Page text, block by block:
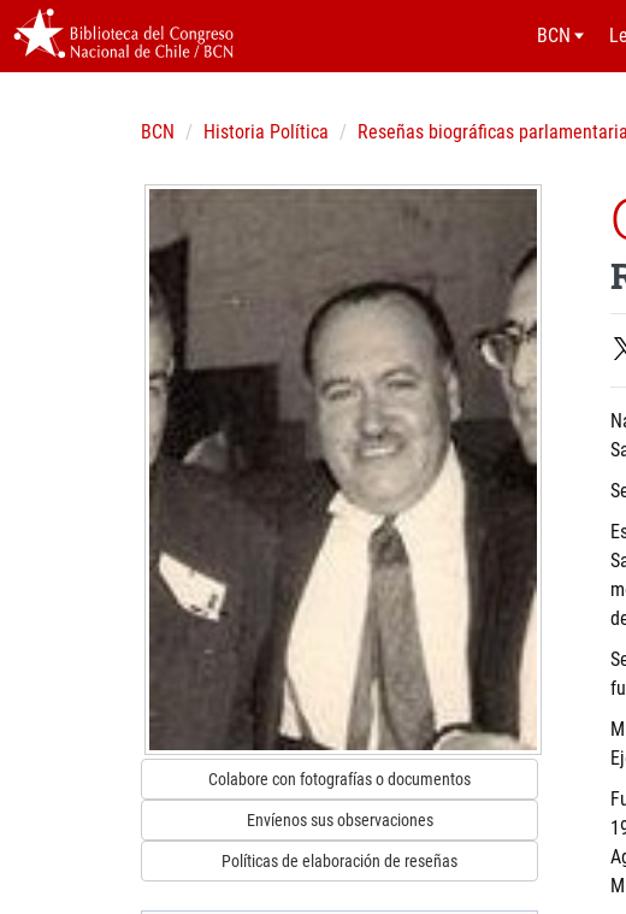
BCN
BCN Historia Política Reseñas biográficas
Colabore con fotografías o documentos
Envíenos sus observaciones
Políticas de elaboración de reseñas